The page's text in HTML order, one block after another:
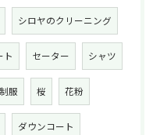
シロヤのクリーニング
ト セーター シャツ
制服 桜 花粉
ダウンコート